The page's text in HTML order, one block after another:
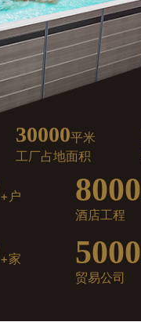
30000平米
工厂占地面积
+户
8000
酒店工程
+家
5000
贸易公司